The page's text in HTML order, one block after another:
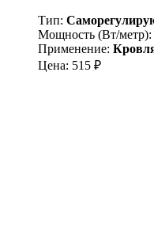
Тип:
Мощность (Вт/метр):
Применение:
Цена: 515 ₽